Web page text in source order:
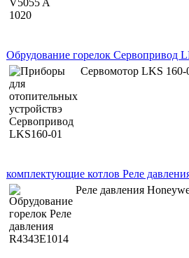
Обрудование горелок Сервопривод
Сервомотор LKS 160-
комплектующие котлов Реле
Реле давления